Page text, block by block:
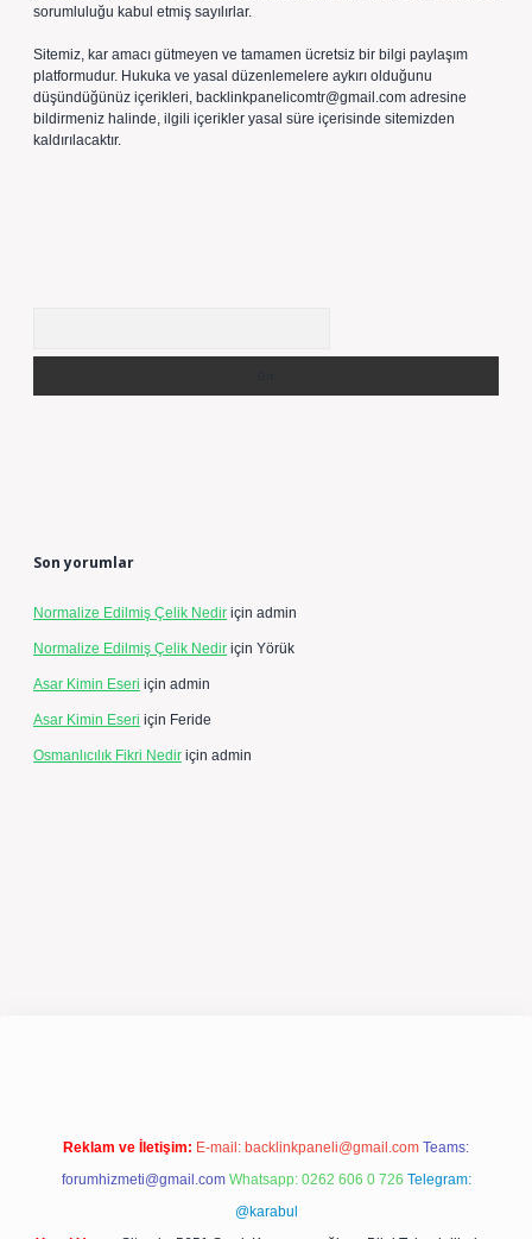
sorumluluğu kabul etmiş sayılırlar.
Sitemiz, kar amacı gütmeyen ve tamamen ücretsiz bir bilgi paylaşım
platformudur. Hukuka ve yasal düzenlemelere aykırı olduğunu
düşündüğünüz içerikleri, backlinkpanelicomtr@gmail.com adresine
bildirmeniz halinde, ilgili içerikler yasal süre içerisinde sitemizden
kaldırılacaktır.
Son yorumlar
Normalize Edilmiş Çelik Nedir için admin
Normalize Edilmiş Çelik Nedir için Yörük
Asar Kimin Eseri için admin
Asar Kimin Eseri için Feride
Osmanlıcılık Fikri Nedir için admin
Reklam ve İletişim: E-mail: backlinkpaneli@gmail.com Teams:
forumhizmeti@gmail.com Whatsapp: 0262 606 0 726 Telegram:
@karabul